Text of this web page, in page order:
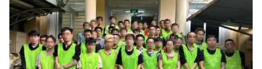
Y tế
Thế giới